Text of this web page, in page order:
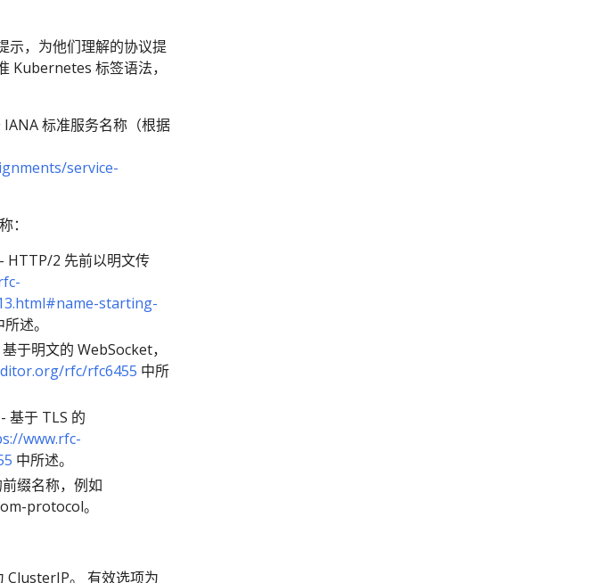
示，为他们理解的协议提
Kubernetes 标签语法，
标准服务名称（根据
service-
：
2 先前以明文传
starting-
所述。
于明文的 WebSocket，
rfc/rfc6455 中所
基于 TLS 的
www.rfc-
中所述。
缀名称，例如
protocol。
ClusterIP。 有效选项为